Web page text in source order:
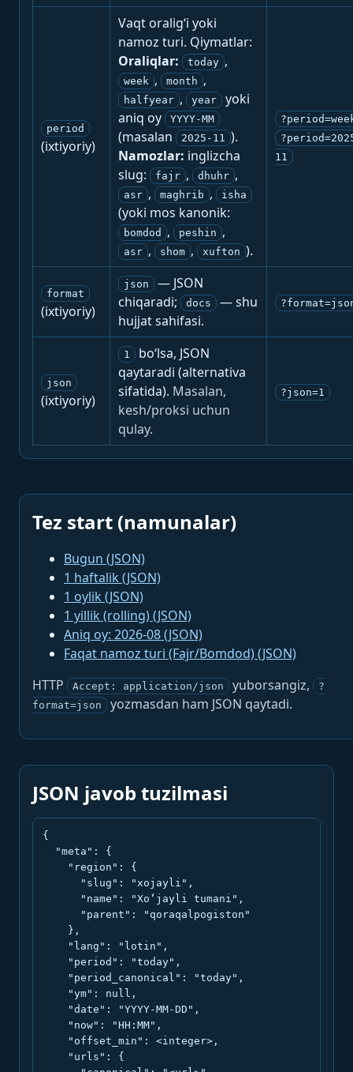
period
(ixtiyoriy)
Vaqt oralig‘i yoki
namoz turi. Qiymatlar:
Oraliqlar:
today ,
week , month ,
halfyear , year
yoki
aniq oy
YYYY-MM
(masalan 2025-11 ).
Namozlar: inglizcha
slug:
fajr , dhuhr ,
asr , maghrib , isha
(yoki mos kanonik:
bomdod , peshin ,
asr , shom , xufton ).
11
format
(ixtiyoriy)
json
— JSON
chiqaradi;
docs
— shu
hujjat sahifasi.
json
(ixtiyoriy)
1
bo‘lsa, JSON
qaytaradi (alternativa
sifatida). Masalan,
kesh/proksi uchun
qulay.
?json=1
Tez start (namunalar)
Bugun (JSON)
1 haftalik (JSON)
1 oylik (JSON)
1 yillik (rolling) (JSON)
Aniq oy: 2026-08 (JSON)
Faqat namoz turi (Fajr/Bomdod) (JSON)
HTTP
Accept: application/json yuborsangiz,
?
format=json
yozmasdan ham JSON qaytadi.
JSON javob tuzilmasi
{
  "meta": {
    "region": {
      "slug": "xojayli",
      "name": "Xo‘jayli tumani",
      "parent": "qoraqalpogiston"
    },
    "lang": "lotin",
    "period": "today",
    "period_canonical": "today",
    "ym": null,
    "date": "YYYY-MM-DD",
    "now": "HH:MM",
    "offset_min": <integer>,
    "urls": {